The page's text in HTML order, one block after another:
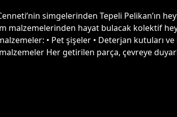
Cenneti’nin simgelerinden Tepeli
malzemelerinden hayat bulacak kolektif
• Pet şişeler • Deterjan kutuları
Her getirilen parça, çevreye